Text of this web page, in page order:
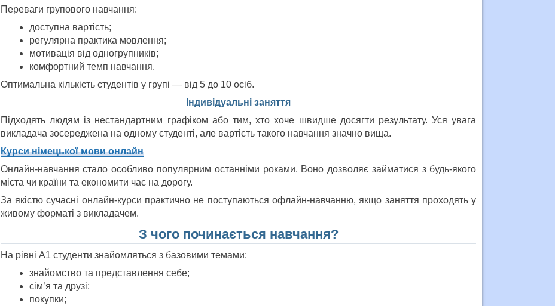
Переваги групового навчання:
доступна вартість;
регулярна практика мовлення;
мотивація від одногрупників;
комфортний темп навчання.
Оптимальна кількість студентів у групі — від 5 до 10 осіб.
Індивідуальні заняття
Підходять людям із нестандартним графіком або тим, хто хоче швидше досягти результату. Уся увага
викладача зосереджена на одному студенті, але вартість такого навчання значно вища.
Курси німецької мови онлайн
Онлайн-навчання стало особливо популярним останніми роками. Воно дозволяє займатися з будь-якого
міста чи країни та економити час на дорогу.
За якістю сучасні онлайн-курси практично не поступаються офлайн-навчанню, якщо заняття проходять у
живому форматі з викладачем.
З чого починається навчання?
На рівні А1 студенти знайомляться з базовими темами:
знайомство та представлення себе;
сім’я та друзі;
покупки;